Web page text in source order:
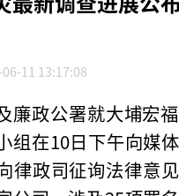
11 13:17:08
廉政公署就大埔宏
组在10日下午向媒
律政司征询法律意